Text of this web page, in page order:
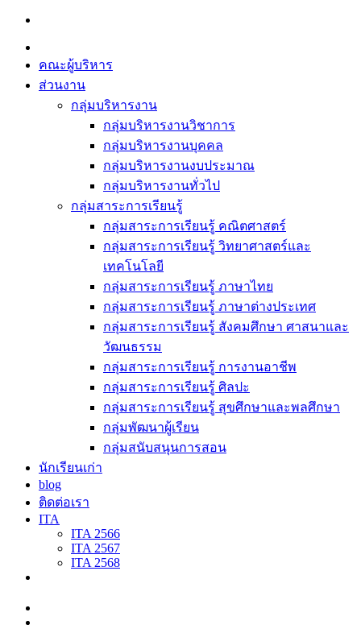
Skip
content
คณะผู้บริหาร
ส่วนงาน
กลุ่มบริหารงาน
กลุ่มบริหารงานวิชาการ
กลุ่มบริหารงานบุคคล
กลุ่มบริหารงานงบประมาณ
กลุ่มบริหารงานทั่วไป
กลุ่มสาระการเรียนรู้
กลุ่มสาระการเรียนรู้ คณิตศาสตร์
กลุ่มสาระการเรียนรู้ วิทยาศาสตร์และ
เทคโนโลยี
กลุ่มสาระการเรียนรู้ ภาษาไทย
กลุ่มสาระการเรียนรู้ ภาษาต่างประเทศ
กลุ่มสาระการเรียนรู้ สังคมศึกษา ศาสนาและ
วัฒนธรรม
กลุ่มสาระการเรียนรู้ การงานอาชีพ
กลุ่มสาระการเรียนรู้ ศิลปะ
กลุ่มสาระการเรียนรู้ สุขศึกษาและพลศึกษา
กลุ่มพัฒนาผู้เรียน
กลุ่มสนับสนุนการสอน
นักเรียนเก่า
blog
ติดต่อเรา
ITA
ITA 2566
ITA 2567
ITA 2568